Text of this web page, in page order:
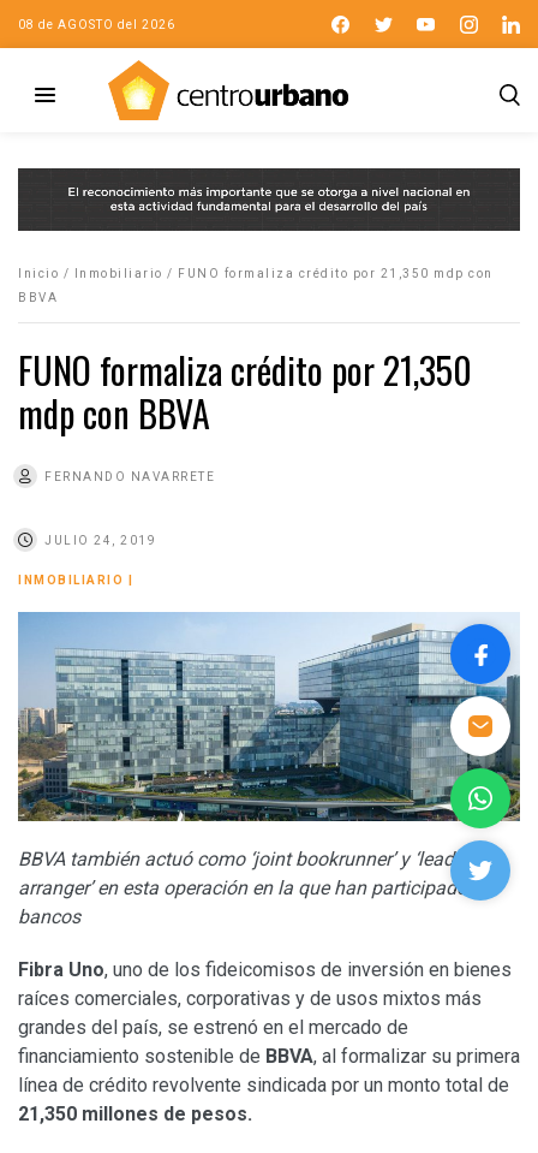
08 de AGOSTO del 2026
Inicio / Inmobiliario /
FUNO formaliza crédito por 21,350 mdp con
BBVA
FUNO formaliza crédito por 21,350
mdp con BBVA
FERNANDO NAVARRETE
JULIO 24, 2019
INMOBILIARIO
BBVA también actuó como ‘joint bookrunner’ y ‘lead
arranger’ en esta operación en la que han participado 11
bancos
Fibra Uno, uno de los fideicomisos de inversión en bienes
raíces comerciales, corporativas y de usos mixtos más
grandes del país, se estrenó en el mercado de
financiamiento sostenible de BBVA, al formalizar su primera
línea de crédito revolvente sindicada por un monto total de
21,350 millones de pesos.